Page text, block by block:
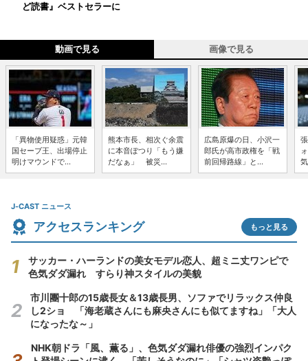
ど読書』ベストセラーに
動画で見る 画像で見る
「異物使用疑惑」元韓
国セーブ王、出場停止
明けマウンドで...
熊本市長、相次ぐ余震
に本音ぽつり「もう嫌
だなぁ」 被災...
広島原爆の日、小沢一
郎氏が高市政権を「戦
前回帰路線」と...
J-CAST ニュース
アクセスランキング もっと見る
サッカー・ハーランドの美女モデル恋人、超ミニ丈ワンピで
色気ダダ漏れ すらり神スタイルの美貌
市川團十郎の15歳長女＆13歳長男、ソファでリラックス仲良
し2ショ 「海老蔵さんにも麻央さんにも似てますね」「大人
になったな～」
NHK朝ドラ「風、薫る」、色気ダダ漏れ俳優の強烈インパク